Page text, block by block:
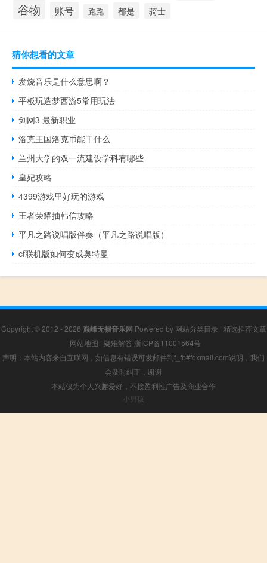
谷物 账号 跑跑 都是 骑士
猜你想看的文章
发烧音乐是什么意思啊？
平板玩造梦西游5常用玩法
剑网3 最新职业
洛克王国洛克币能干什么
兰州大学的双一流建设学科有哪些
皇妃攻略
4399游戏里好玩的游戏
王者荣耀抽韩信攻略
平凡之路说唱版伴奏（平凡之路说唱版）
cf联机版如何变成奥特曼
Copyright © 2012 - 2026 巅峰无损音乐网 Powered by 网站分类目录 | 精选推荐文章
| 网站地图 | 疑难解答 浙ICP备11001564号
声明：本站内容来自互联网，如信息有错误可发邮件到f_fb#foxmail.com说明，我们
会及时纠正，谢谢
本站仅为个人兴趣爱好，不接盈利性广告及商业合作
小男孩